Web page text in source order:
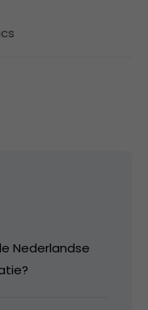
Nederlandse